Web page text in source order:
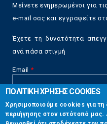
Μείνετε ενημερωμένοι για
e-mail σας και εγγραφείτε
Έχετε τη δυνατότητα
ανά πάσα στιγμή
Email *
CAPTCHA
This
question is
Επικοινωνία
ΠΟΛΙΤΙΚΗ ΧΡΗΣΗΣ COOKIES
Χρησιμοποιούμε cookies για τη
περιήγησης στον ιστότοπό